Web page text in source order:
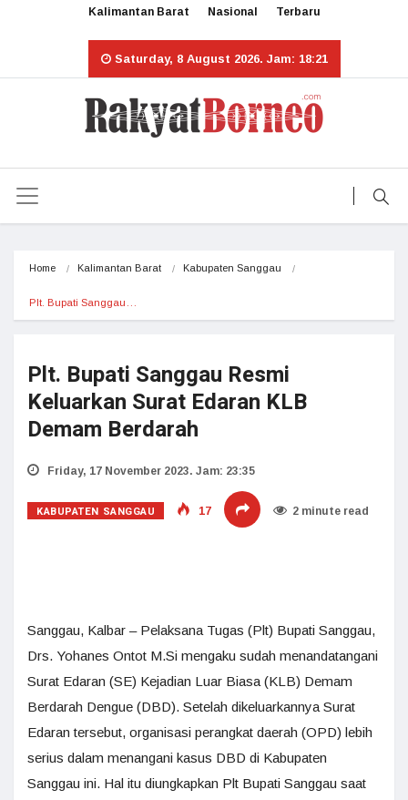
Kalimantan Barat Nasional Terbaru
Saturday, 8 August 2026. Jam: 18:21
Home Kalimantan Barat Kabupaten Sanggau
Plt. Bupati Sanggau…
Plt. Bupati Sanggau Resmi
Keluarkan Surat Edaran KLB
Demam Berdarah
Friday, 17 November 2023. Jam: 23:35
KABUPATEN SANGGAU 17 2 minute read
Sanggau, Kalbar – Pelaksana Tugas (Plt) Bupati Sanggau,
Drs. Yohanes Ontot M.Si mengaku sudah menandatangani
Surat Edaran (SE) Kejadian Luar Biasa (KLB) Demam
Berdarah Dengue (DBD). Setelah dikeluarkannya Surat
Edaran tersebut, organisasi perangkat daerah (OPD) lebih
serius dalam menangani kasus DBD di Kabupaten
Sanggau ini. Hal itu diungkapkan Plt Bupati Sanggau saat